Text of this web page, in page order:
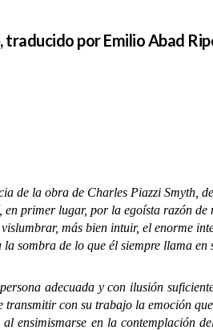
traducido por Emilio Abad
la obra de Charles Piazzi Smyth,
primer lugar, por la egoísta razón
más bien intuir, el enorme
sombra de lo que él siempre llama en
adecuada y con ilusión suficiente,
transmitir con su trabajo la emoción
ensimismarse en la contemplación